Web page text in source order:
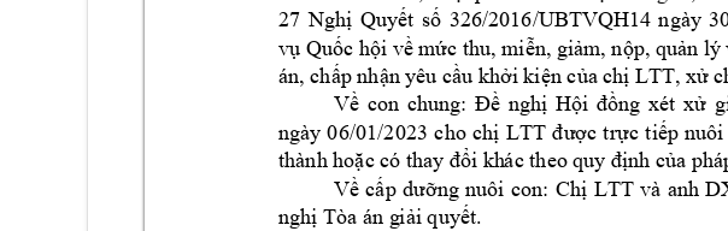
    26/2016/UBTVQH14 ngày
 
án,   LTT, x
  :      
ngày 06/01/2023   LTT    

      LTT và anh
